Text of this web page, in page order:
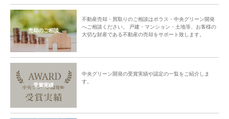
売却のご相談
不動産売却・買取りのご相談はポラス・中央グリーン開発
へご相談ください。 戸建・マンション・土地等、お客様の
大切な財産である不動産の売却をサポート致します。
受賞実績
中央グリーン開発の受賞実績や認定の一覧をご紹介しま
す。